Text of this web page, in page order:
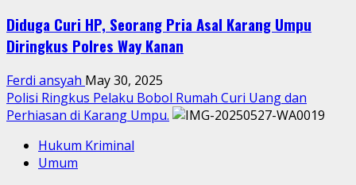
Diduga Curi HP, Seorang Pria Asal Karang Umpu
Diringkus Polres Way Kanan
Ferdi ansyah May 30, 2025
Polisi Ringkus Pelaku Bobol Rumah Curi Uang dan
Perhiasan di Karang Umpu.
Hukum Kriminal
Umum